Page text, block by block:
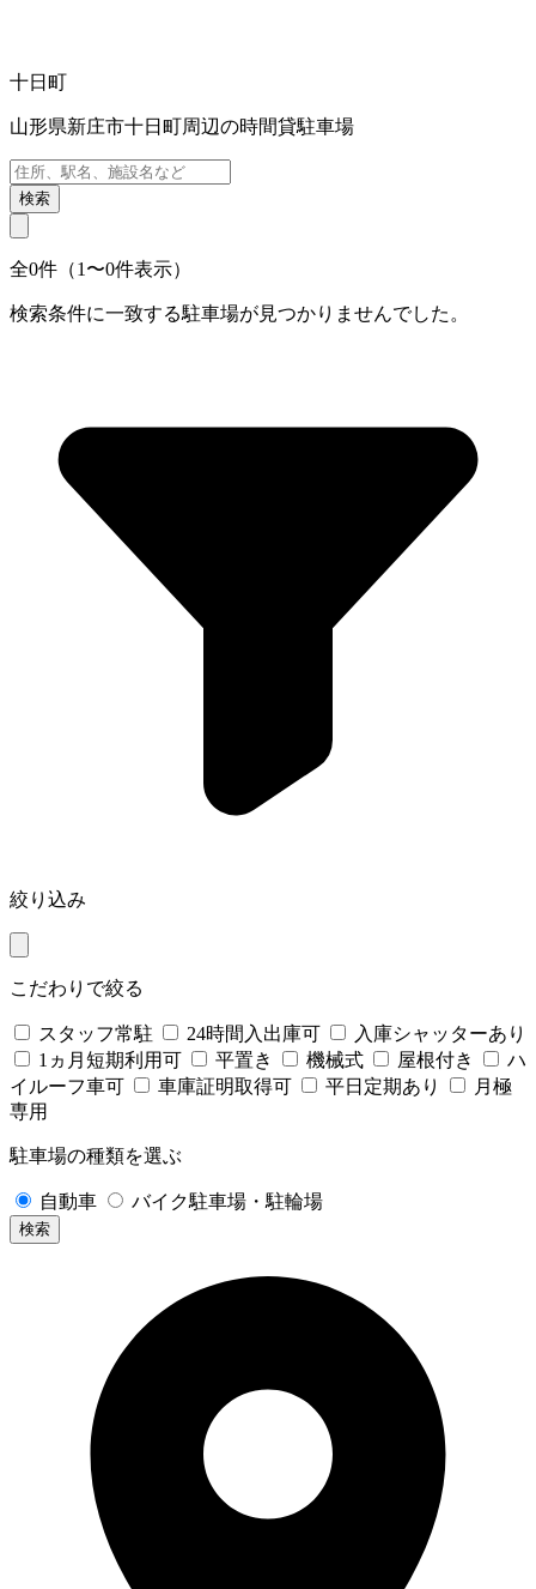
十日町
山形県新庄市十日町周辺の時間貸駐車場
検索
全0件（1〜0件表示）
検索条件に一致する駐車場が見つかりませんでした。
絞り込み
こだわりで絞る
スタッフ常駐 24時間入出庫可
入庫シャッターあり
1ヵ月短期利用可
平置き 機械式 屋根付き
ハ
イルーフ車可
車庫証明取得可 平日定期あり
月極
専用
駐車場の種類を選ぶ
自動車 バイク駐車場・駐輪場
検索